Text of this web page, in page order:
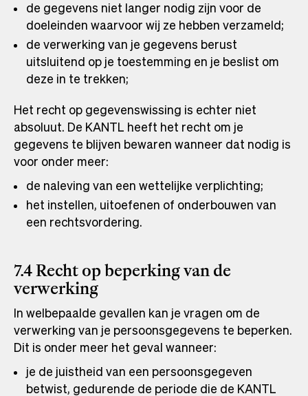
de gegevens niet langer nodig zijn voor de
doeleinden waarvoor wij ze hebben verzameld;
de verwerking van je gegevens berust
uitsluitend op je toestemming en je beslist om
deze in te trekken;
Het recht op gegevenswissing is echter niet
absoluut. De KANTL heeft het recht om je
gegevens te blijven bewaren wanneer dat nodig is
voor onder meer:
de naleving van een wettelijke verplichting;
het instellen, uitoefenen of onderbouwen van
een rechtsvordering.
7.4 Recht op beperking van de
verwerking
In welbepaalde gevallen kan je vragen om de
verwerking van je persoonsgegevens te beperken.
Dit is onder meer het geval wanneer:
je de juistheid van een persoonsgegeven
betwist, gedurende de periode die de KANTL